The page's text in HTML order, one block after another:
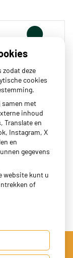
Zoeken
zodat deze
cookies
samen met
inhoud
Translate en
Instagram, X
en
gegevens
website kunt u
of